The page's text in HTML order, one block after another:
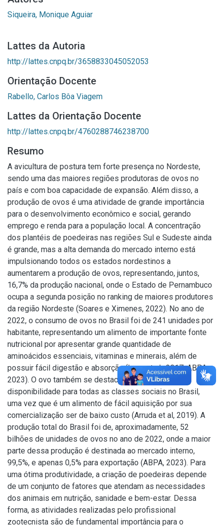
Siqueira, Monique Aguiar
Lattes da Autoria
http://lattes.cnpq.br/3658833045052053
Orientação Docente
Rabello, Carlos Bôa Viagem
Lattes da Orientação Docente
http://lattes.cnpq.br/4760288746238700
Resumo
A avicultura de postura tem forte presença no Nordeste,
sendo uma das maiores regiões produtoras de ovos no
país e com boa capacidade de expansão. Além disso, a
produção de ovos é uma atividade de grande importância
para o desenvolvimento econômico e social, gerando
emprego e renda para a população local. A concentração
dos plantéis de poedeiras nas regiões Sul e Sudeste ainda
é grande, mas a alta demanda do mercado interno está
impulsionando todos os estados nordestinos a
aumentarem a produção de ovos, representando, juntos,
16,7% da produção nacional, onde o Estado de Pernambuco
ocupa a segunda posição no ranking de maiores produtores
da região Nordeste (Soares e Ximenes, 2022). No ano de
2022, o consumo de ovos no Brasil foi de 241 unidades por
habitante, representando um alimento de importante fonte
nutricional por apresentar grande quantidade de
aminoácidos essenciais, vitaminas e minerais, além de
possuir fácil digestão e absorção (Lana et al., 2017; ABPA,
2023). O ovo também se destaca pela ampla
disponibilidade para todas as classes sociais no Brasil,
uma vez que é um alimento de fácil aquisição por sua
comercialização ser de baixo custo (Arruda et al, 2019). A
produção total do Brasil foi de, aproximadamente, 52
bilhões de unidades de ovos no ano de 2022, onde a maior
parte dessa produção é destinada ao mercado interno,
99,5%, e apenas 0,5% para exportação (ABPA, 2023). Para
uma ótima produtividade, a criação de poedeiras depende
de um conjunto de fatores que atendam as necessidades
dos animais em nutrição, sanidade e bem-estar. Dessa
forma, as atividades realizadas pelo profissional
zootecnista são de fundamental importância para o